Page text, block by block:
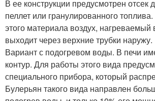
В ее конструкции предусмотрен отсек
пеллет или гранулированного
этого материала воздух, нагреваемый
выходит через верхние трубки наружу.
Вариант с подогревом воды. В печи
контур. Для работы этого вида
специального прибора, который
Булерьян такого вида направлен